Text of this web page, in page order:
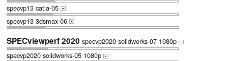
specvp13 catia-05 +
specvp13 3dsmax-06 +
SPECviewperf 2020 specvp2020 solidworks-07 1080p +
specvp2020 solidworks-05 1080p +